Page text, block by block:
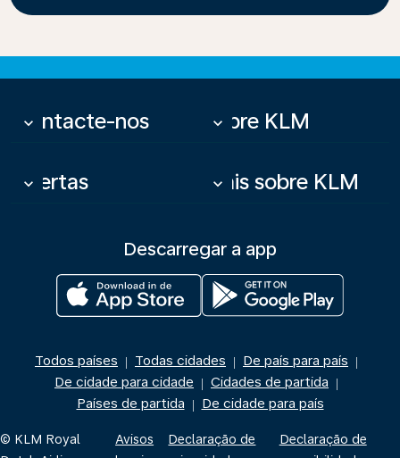
Contacte-nos
keyboard_arrow_down Sobre KLM
keyboard_arrow_down
Ofertas
keyboard_arrow_down Mais sobre KLM
keyboard_arrow_down
Descarregar a app
Todos países | Todas cidades | De país para país |
De cidade para cidade | Cidades de partida |
Países de partida | De cidade para país
© KLM Royal
Avisos
Declaração de
Declaração de